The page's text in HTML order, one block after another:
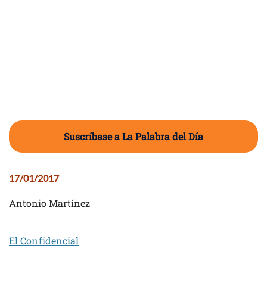
Suscríbase a La Palabra del Día
17/01/2017
Antonio Martínez
El Confidencial